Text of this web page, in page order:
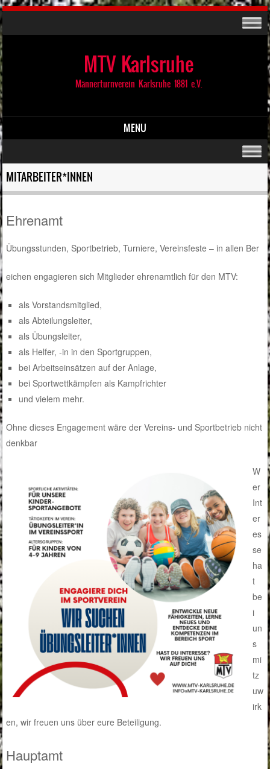
MTV Karlsruhe
Männerturnverein Karlsruhe 1881 e.V.
MENU
MITARBEITER*INNEN
Ehrenamt
Übungsstunden, Sportbetrieb, Turniere, Vereinsfeste – in allen Ber
eichen engagieren sich Mitglieder ehrenamtlich für den MTV:
als Vorstandsmitglied,
als Abteilungsleiter,
als Übungsleiter,
als Helfer, -in in den Sportgruppen,
bei Arbeitseinsätzen auf der Anlage,
bei Sportwettkämpfen als Kampfrichter
und vielem mehr.
Ohne dieses Engagement wäre der Vereins- und Sportbetrieb nicht
denkbar
W
er
Int
er
es
se
ha
t
be
i
un
s
mi
tz
uw
irk
en, wir freuen uns über eure Beteiligung.
Hauptamt